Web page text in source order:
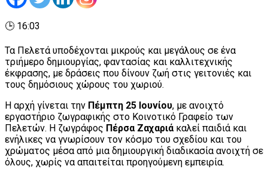
🕒 16:03
Τα Πελετά υποδέχονται μικρούς και μεγάλους σε ένα
τριήμερο δημιουργίας, φαντασίας και καλλιτεχνικής
έκφρασης, με δράσεις που δίνουν ζωή στις γειτονιές και
τους δημόσιους χώρους του χωριού.
Η αρχή γίνεται την Πέμπτη 25 Ιουνίου, με ανοιχτό
εργαστήριο ζωγραφικής στο Κοινοτικό Γραφείο των
Πελετών. Η ζωγράφος Πέρσα Ζαχαριάκαλεί παιδιά και
ενήλικες να γνωρίσουν τον κόσμο του σχεδίου και του
χρώματος μέσα από μια δημιουργική διαδικασία ανοιχτή σε
όλους, χωρίς να απαιτείται προηγούμενη εμπειρία.